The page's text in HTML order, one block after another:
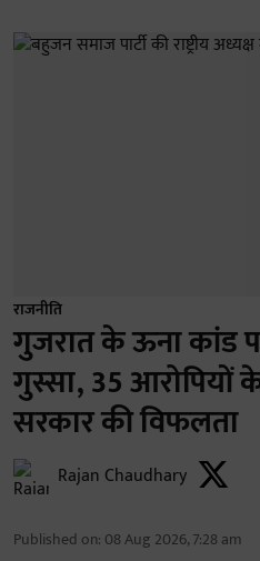
राजनीति
गुजरात के ऊना कांड
गुस्सा, 35 आरोपियों
सरकार की विफलता
Rajan Chaudhary
Published on: 08 Aug 2026, 7:28 am